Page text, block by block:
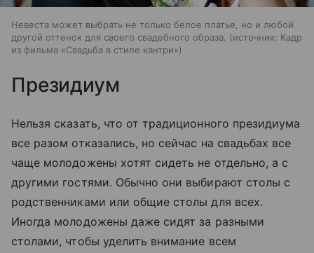
Невеста может выбрать не только белое платье, но и любой
другой оттенок для своего свадебного образа.
источник: Кадр
из фильма «Свадьба в стиле кантри»
Президиум
Нельзя сказать, что от традиционного президиума
все разом отказались, но сейчас на свадьбах все
чаще молодожены хотят сидеть не отдельно, а с
другими гостями. Обычно они выбирают столы с
родственниками или общие столы для всех.
Иногда молодожены даже сидят за разными
столами, чтобы уделить внимание всем